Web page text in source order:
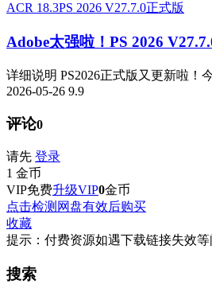
ACR 18.3PS 2026 V27.7.0正式版
Adobe太强啦！PS 2026
详细说明 PS2026正式版又更新啦！
2026-05-26 9.9
评论0
请先 登录
1 金币
VIP免费升级VIP0金币
点击检测网盘有效后购买
收藏
提示：付费资源如遇下载链接失效
搜索